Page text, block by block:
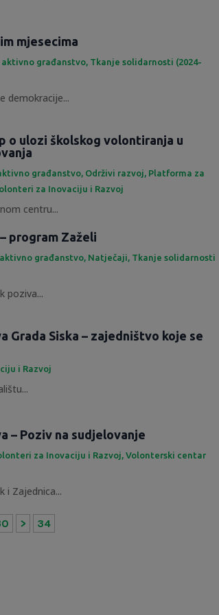
mjesecima
građanstvo, Tkanje solidarnosti (2024-
demokracije...
o ulozi školskog volontiranja u
građanstvo, Održivi razvoj, Platforma za
za Inovaciju i Razvoj
centru...
program Zaželi
građanstvo, Natječaji, Tkanje solidarnosti
poziva...
Grada Siska – zajedništvo koje se
i Razvoj
– Poziv na sudjelovanje
za Inovaciju i Razvoj ,Volonterski centar
i Zajednica...
> 34